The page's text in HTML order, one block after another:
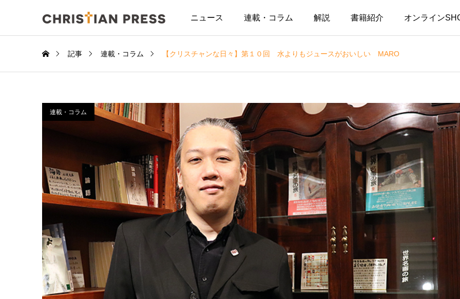
ニュース 連載・コラム 解説 書籍紹介 オンライン
記事 連載・コラム 【クリスチャンな日々】第１０回 水よりもジュースがおいしい MARO
連載・コラム